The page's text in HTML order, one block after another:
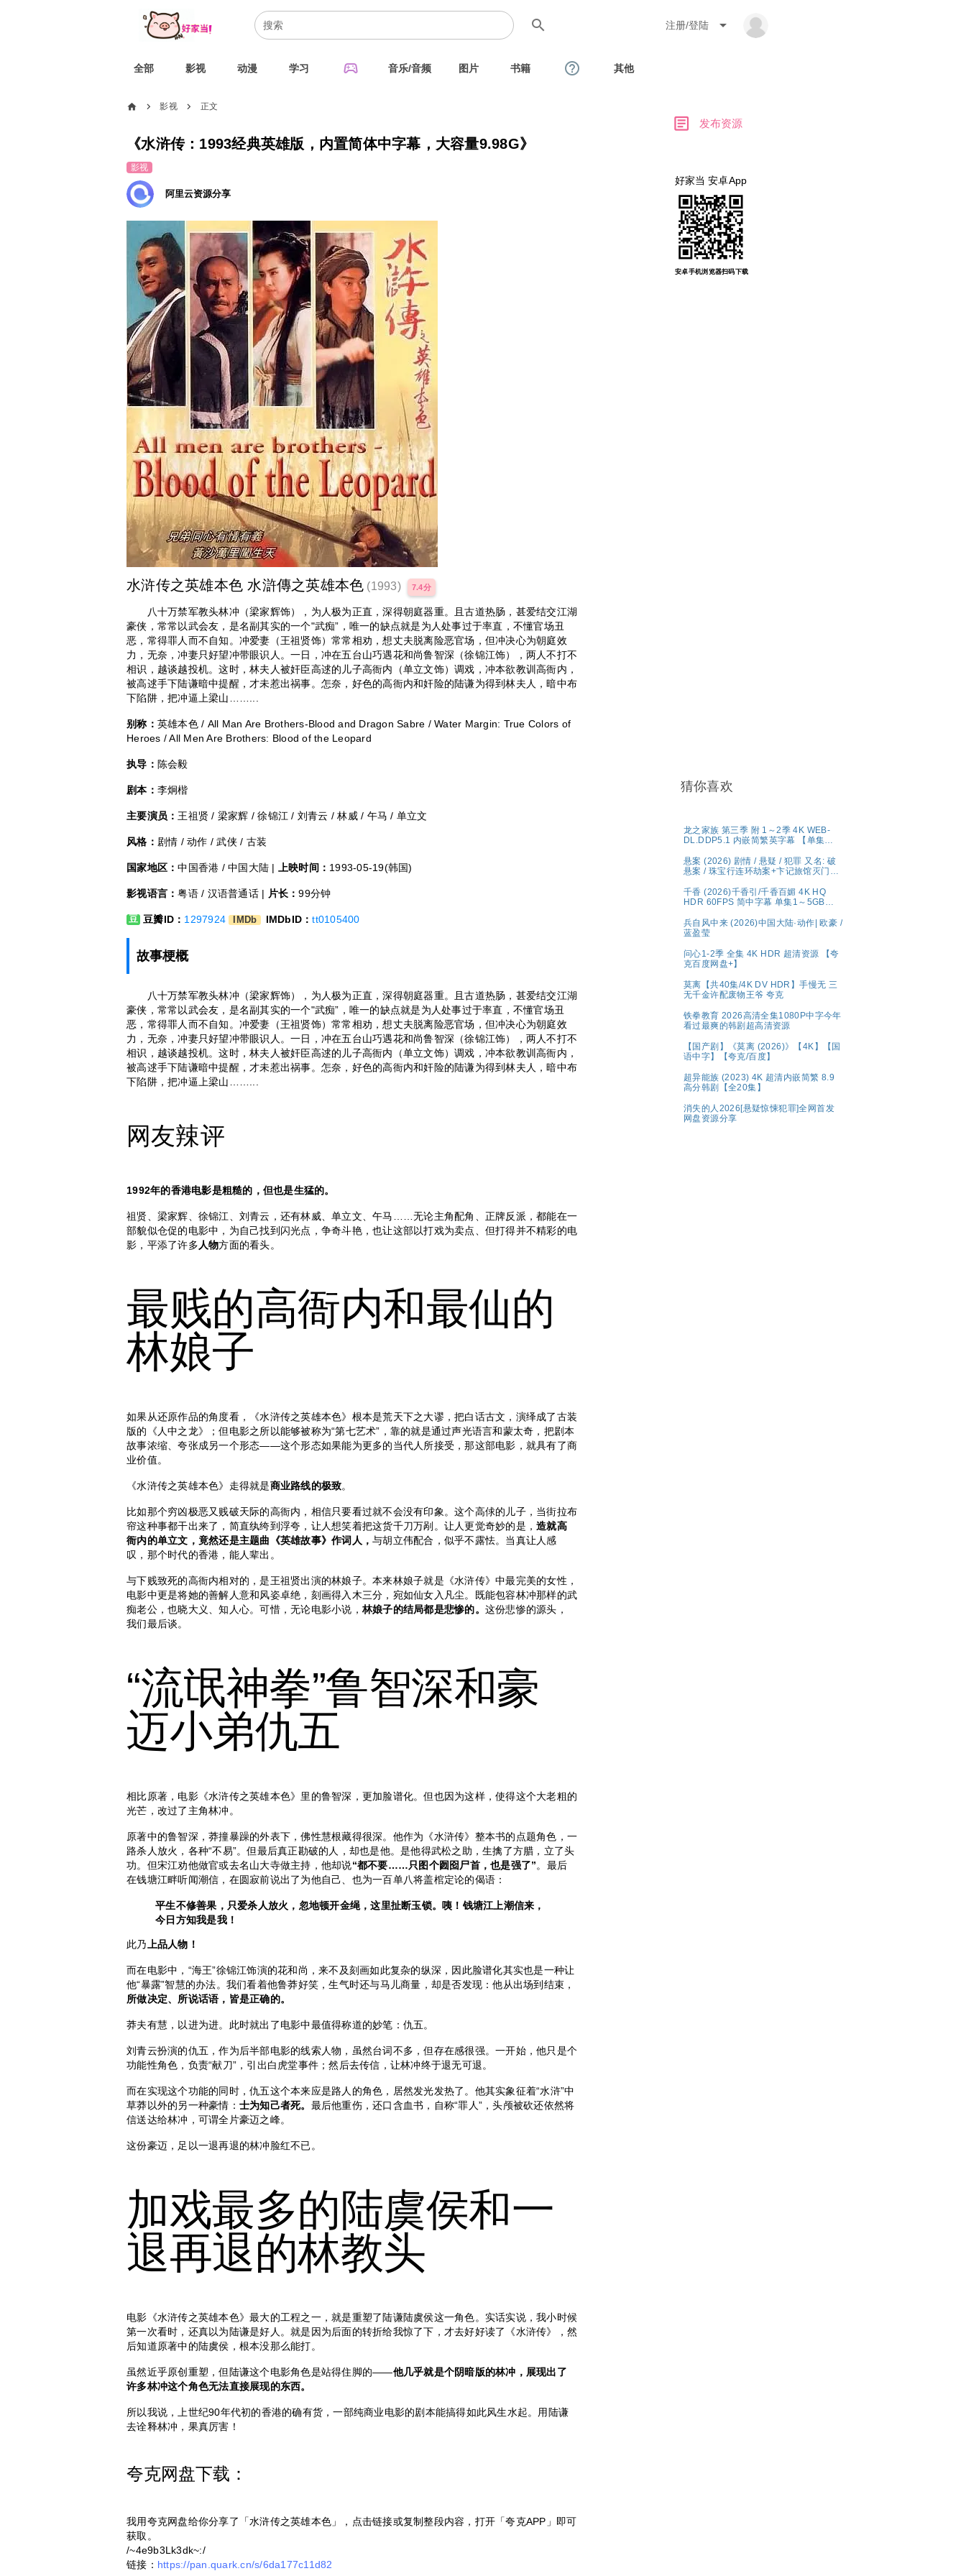
search 注册/登陆 arrow_drop_down
全部 影视 动漫 学习 sports_esports 音乐/音频 图片 书籍 help_outline 其他
home chevron_right 影视 chevron_right 正文
《水浒传：1993经典英雄版，内置简体中字幕，大容量9.98G》
影视
阿里云资源分享
水浒传之英雄本色 水滸傳之英雄本色 (1993) 7.4分
八十万禁军教头林冲（梁家辉饰），为人极为正直，深得朝庭器重。且古道热肠，甚爱结交江湖
豪侠，常常以武会友，是名副其实的一个"武痴”，唯一的缺点就是为人处事过于率直，不懂官场丑
恶，常得罪人而不自知。冲爱妻（王祖贤饰）常常相劝，想丈夫脱离险恶官场，但冲决心为朝庭效
力，无奈，冲妻只好望冲带眼识人。一日，冲在五台山巧遇花和尚鲁智深（徐锦江饰），两人不打不
相识，越谈越投机。这时，林夫人被奸臣高逑的儿子高衙内（单立文饰）调戏，冲本欲教训高衙内，
被高逑手下陆谦暗中提醒，才未惹出祸事。怎奈，好色的高衙内和奸险的陆谦为得到林夫人，暗中布
下陷阱，把冲逼上梁山……...
别称： 英雄本色 / All Man Are Brothers-Blood and Dragon Sabre / Water Margin: True Colors of
Heroes / All Men Are Brothers: Blood of the Leopard
执导： 陈会毅
剧本： 李炯楷
主要演员： 王祖贤 / 梁家辉 / 徐锦江 / 刘青云 / 林威 / 午马 / 单立文
风格： 剧情 / 动作 / 武侠 / 古装
国家地区：中国香港 / 中国大陆 | 上映时间： 1993-05-19(韩国)
影视语言：粤语 / 汉语普通话 | 片长：99分钟
豆 豆瓣ID： 1297924 IMDb IMDbID：tt0105400
故事梗概
八十万禁军教头林冲（梁家辉饰），为人极为正直，深得朝庭器重。且古道热肠，甚爱结交江湖
豪侠，常常以武会友，是名副其实的一个"武痴”，唯一的缺点就是为人处事过于率直，不懂官场丑
恶，常得罪人而不自知。冲爱妻（王祖贤饰）常常相劝，想丈夫脱离险恶官场，但冲决心为朝庭效
力，无奈，冲妻只好望冲带眼识人。一日，冲在五台山巧遇花和尚鲁智深（徐锦江饰），两人不打不
相识，越谈越投机。这时，林夫人被奸臣高逑的儿子高衙内（单立文饰）调戏，冲本欲教训高衙内，
被高逑手下陆谦暗中提醒，才未惹出祸事。怎奈，好色的高衙内和奸险的陆谦为得到林夫人，暗中布
下陷阱，把冲逼上梁山……...
网友辣评
1992年的香港电影是粗糙的，但也是生猛的。
祖贤、梁家辉、徐锦江、刘青云，还有林威、单立文、午马……无论主角配角、正牌反派，都能在一
部貌似仓促的电影中，为自己找到闪光点，争奇斗艳，也让这部以打戏为卖点、但打得并不精彩的电
影，平添了许多 人物方面的看头。
最贱的高衙内和最仙的
林娘子
如果从还原作品的角度看，《水浒传之英雄本色》根本是荒天下之大谬，把白话古文，演绎成了古装
版的《人中之龙》；但电影之所以能够被称为“第七艺术”，靠的就是通过声光语言和蒙太奇，把剧本
故事浓缩、夸张成另一个形态——这个形态如果能为更多的当代人所接受，那这部电影，就具有了商
业价值。
《水浒传之英雄本色》走得就是商业路线的极致。
比如那个穷凶极恶又贱破天际的高衙内，相信只要看过就不会没有印象。这个高俅的儿子，当街拉布
帘这种事都干出来了，简直纨绔到浮夸，让人想笑着把这货千刀万剐。让人更觉奇妙的是，造就高
衙内的单立文，竟然还是主题曲《英雄故事》作词人，与胡立伟配合，似乎不露怯。当真让人感
叹，那个时代的香港，能人辈出。
与下贱致死的高衙内相对的，是王祖贤出演的林娘子。本来林娘子就是《水浒传》中最完美的女性，
电影中更是将她的善解人意和风姿卓绝，刻画得入木三分，宛如仙女入凡尘。既能包容林冲那样的武
痴老公，也晓大义、知人心。可惜，无论电影小说， 林娘子的结局都是悲惨的。 这份悲惨的源头，
我们最后谈。
“流氓神拳”鲁智深和豪
迈小弟仇五
相比原著，电影《水浒传之英雄本色》里的鲁智深，更加脸谱化。但也因为这样，使得这个大老粗的
光芒，改过了主角林冲。
原著中的鲁智深，莽撞暴躁的外表下，佛性慧根藏得很深。他作为《水浒传》整本书的点题角色，一
路杀人放火，各种“不易”。但最后真正勘破的人，却也是他。是他得武松之助，生擒了方腊，立了头
功。但宋江劝他做官或去名山大寺做主持，他却说“都不要……只图个囫囵尸首，也是强了”。最后
在钱塘江畔听闻潮信，在圆寂前说出了为他自己、也为一百单八将盖棺定论的偈语：
平生不修善果，只爱杀人放火，忽地顿开金绳，这里扯断玉锁。咦！钱塘江上潮信来，
今日方知我是我！
此乃 上品人物！
而在电影中，“海王”徐锦江饰演的花和尚，来不及刻画如此复杂的纵深，因此脸谱化其实也是一种让
他“暴露”智慧的办法。我们看着他鲁莽好笑，生气时还与马儿商量，却是否发现：他从出场到结束，
所做决定、所说话语，皆是正确的。
莽夫有慧，以进为进。此时就出了电影中最值得称道的妙笔：仇五。
刘青云扮演的仇五，作为后半部电影的线索人物，虽然台词不多，但存在感很强。一开始，他只是个
功能性角色，负责“献刀”，引出白虎堂事件；然后去传信，让林冲终于退无可退。
而在实现这个功能的同时，仇五这个本来应是路人的角色，居然发光发热了。他其实象征着“水浒”中
草莽以外的另一种豪情： 士为知己者死。 最后他重伤，还口含血书，自称“罪人”，头颅被砍还依然将
信送达给林冲，可谓全片豪迈之峰。
这份豪迈，足以一退再退的林冲脸红不已。
加戏最多的陆虞侯和一
退再退的林教头
电影《水浒传之英雄本色》最大的工程之一，就是重塑了陆谦陆虞侯这一角色。实话实说，我小时候
第一次看时，还真以为陆谦是好人。就是因为后面的转折给我惊了下，才去好好读了《水浒传》，然
后知道原著中的陆虞侯，根本没那么能打。
虽然近乎原创重塑，但陆谦这个电影角色是站得住脚的——他几乎就是个阴暗版的林冲，展现出了
许多林冲这个角色无法直接展现的东西。
所以我说，上世纪90年代初的香港的确有货，一部纯商业电影的剧本能搞得如此风生水起。用陆谦
去诠释林冲，果真厉害！
夸克网盘下载：
我用夸克网盘给你分享了「水浒传之英雄本色」，点击链接或复制整段内容，打开「夸克APP」即可
获取。
/~4e9b3Lk3dk~:/
链接： https://pan.quark.cn/s/6da177c11d82
article 发布资源
好家当 安卓App
安卓手机浏览器扫码下载
猜你喜欢
龙之家族 第三季 附 1～2季 4K WEB-
DL.DDP5.1 内嵌简繁英字幕 【单集
悬案 (2026) 剧情 / 悬疑 / 犯罪 又名: 破
悬案 / 珠宝行连环劫案+卞记旅馆灭门案
千香 (2026)千香引/千香百媚 4K HQ
HDR 60FPS 简中字幕 单集1～5GB】
兵自风中来 (2026)中国大陆·动作| 欧豪 /
蓝盈莹
问心1-2季 全集 4K HDR 超清资源 【夸
克百度网盘+】
莫离‎【共40集/4K DV HDR】手慢无 三
无千金许配废物王爷 夸克
铁拳教育 2026高清全集1080P中字今年
看过最爽的韩剧超高清资源
【国产剧】《莫离 (2026)》【4K】【国
语中字】【夸克/百度】
超异能族 (2023) 4K 超清内嵌简繁 8.9
高分韩剧【全20集】
消失的人2026[悬疑惊悚犯罪]全网首发
网盘资源分享